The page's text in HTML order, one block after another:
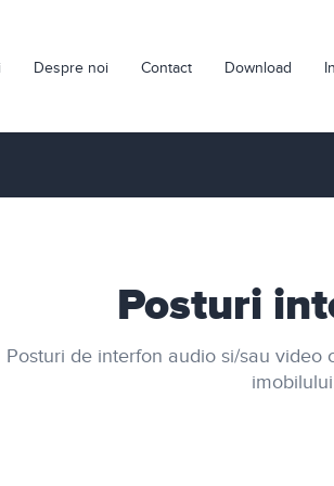
Despre noi Contact Download
Posturi
Posturi de interfon audio si/sau video